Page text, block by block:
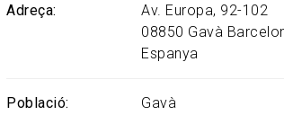
Adreça
Av. Europa, 92-102
08850 Gavà
Espanya
Població Gavà